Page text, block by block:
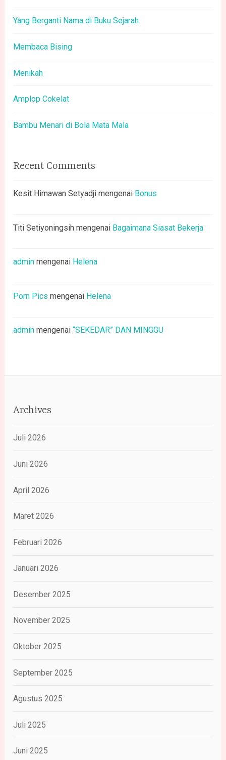
Yang Berganti Nama di Buku Sejarah
Membaca Bising
Menikah
Amplop Cokelat
Bambu Menari di Bola Mata Mala
Recent Comments
Kesit Himawan Setyadji mengenai Bonus
Titi Setiyoningsih mengenai Bagaimana Siasat Bekerja
admin mengenai Helena
Porn Pics mengenai Helena
admin mengenai“SEKEDAR” DAN MINGGU
Archives
Juli 2026
Juni 2026
April 2026
Maret 2026
Februari 2026
Januari 2026
Desember 2025
November 2025
Oktober 2025
September 2025
Agustus 2025
Juli 2025
Juni 2025